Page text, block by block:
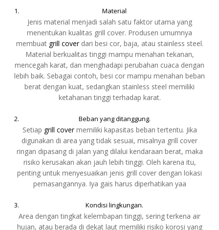
Material
Jenis material menjadi salah satu faktor utama yang
menentukan kualitas grill cover. Produsen umumnya
membuat grill coverdari besi cor, baja, atau stainless steel.
Material berkualitas tinggi mampu menahan tekanan,
mencegah karat, dan menghadapi perubahan cuaca dengan
lebih baik. Sebagai contoh, besi cor mampu menahan beban
berat dengan kuat, sedangkan stainless steel memiliki
ketahanan tinggi terhadap karat.
Beban yang ditanggung.
Setiap grill covermemiliki kapasitas beban tertentu. Jika
digunakan di area yang tidak sesuai, misalnya grill cover
ringan dipasang di jalan yang dilalui kendaraan berat, maka
risiko kerusakan akan jauh lebih tinggi. Oleh karena itu,
penting untuk menyesuaikan jenis grill cover dengan lokasi
pemasangannya. Iya gais harus diperhatikan yaa
Kondisi lingkungan.
Area dengan tingkat kelembapan tinggi, sering terkena air
hujan, atau berada di dekat laut memiliki risiko korosi yang